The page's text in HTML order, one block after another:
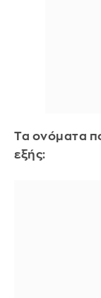
Τα ονόματα
εξής: